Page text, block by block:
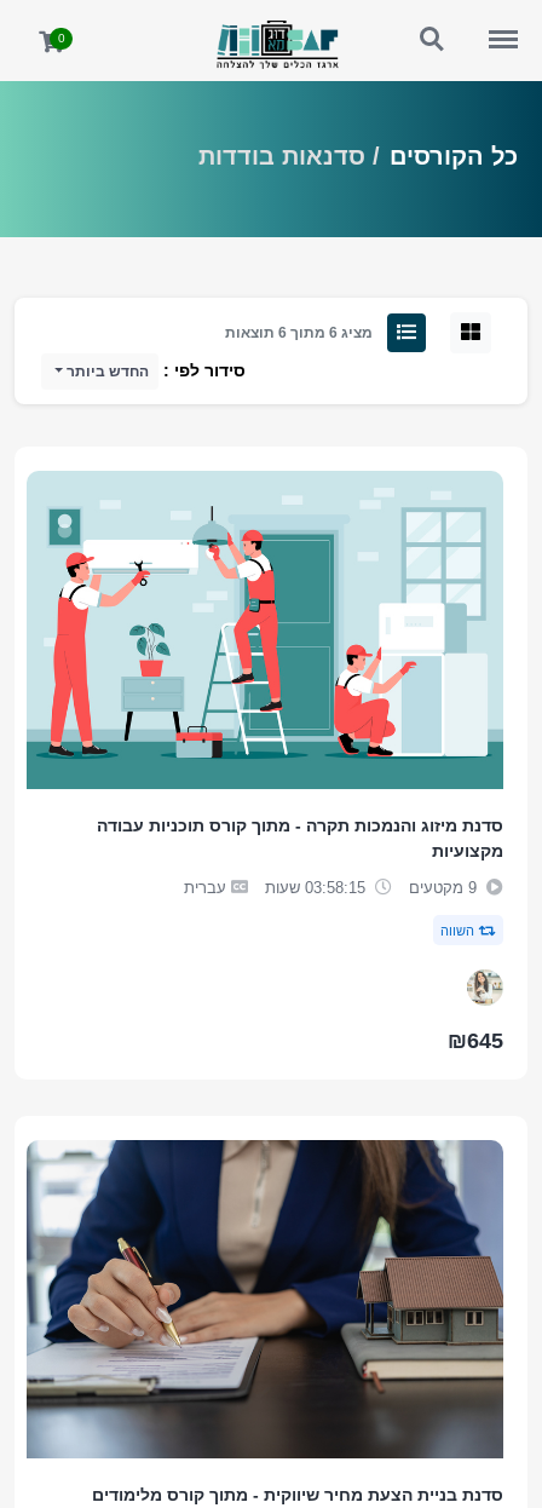
http://study.saf.co.il/menu
http://study.saf.co.il/search
0
כל הקורסים סדנאות בודדות
מציג 6 מתוך 6 תוצאות
סידור לפי : החדש ביותר
סדנת מיזוג והנמכות תקרה - מתוך קורס תוכניות עבודה
מקצועיות
עברית
השווה
₪645
סדנת בניית הצעת מחיר שיווקית - מתוך קורס מלימודים